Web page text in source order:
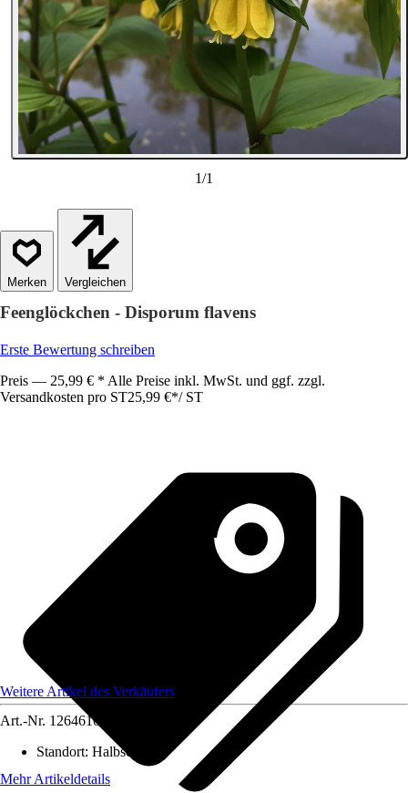
1/1
Vergleichen
Feenglöckchen - Disporum flavens
Erste Bewertung schreiben
Preis — 25,99 € * Alle Preise inkl. MwSt. und ggf. zzgl.
Versandkosten pro ST25,99 €*/ ST
Weitere Artikel des Verkäufers
Art.-Nr. 12646109
Standort: Halbschatten
Mehr Artikeldetails